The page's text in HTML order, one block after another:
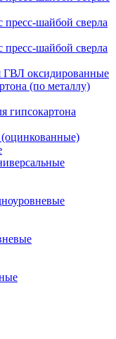
пресс-шайбой сверла
пресс-шайбой сверла
оксидированные
(по металлу)
гипсокартона